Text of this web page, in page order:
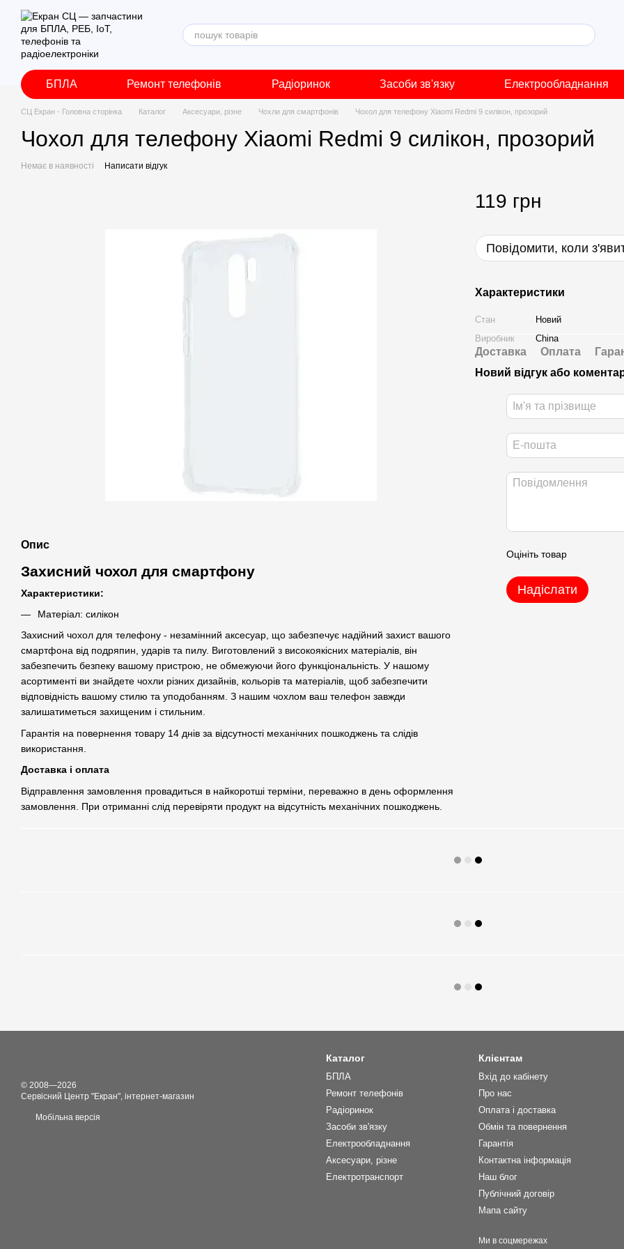
Перейти до основного контенту
БПЛА Ремонт телефонів Радіоринок Засоби зв'язку Електрообладнання
СЦ Екран - Головна сторінка Каталог Аксесуари, різне Чохли для смартфонів Чохол для телефону Xiaomi Redmi 9 силікон, прозорий
Чохол для телефону Xiaomi Redmi 9 силікон, прозорий
Немає в наявності Написати відгук
Опис
Захисний чохол для смартфону
Характеристики:
Матеріал: силікон
Захисний чохол для телефону - незамінний аксесуар, що забезпечує надійний захист вашого
смартфона від подряпин, ударів та пилу. Виготовлений з високоякісних матеріалів, він
забезпечить безпеку вашому пристрою, не обмежуючи його функціональність. У нашому
асортименті ви знайдете чохли різних дизайнів, кольорів та матеріалів, щоб забезпечити
відповідність вашому стилю та уподобанням. З нашим чохлом ваш телефон завжди
залишатиметься захищеним і стильним.
Гарантія на повернення товару 14 днів за відсутності механічних пошкоджень та слідів
використання.
Доставка і оплата
Відправлення замовлення провадиться в найкоротші терміни, переважно в день оформлення
замовлення. При отриманні слід перевіряти продукт на відсутність механічних пошкоджень.
119 грн
Повідомити, коли
Характеристики
Стан
Новий
Виробник
China
Доставка Оплата
Новий відгук або
Оцініть товар
Надіслати
© 2008—2026
Сервісний Центр "Екран", інтернет-магазин
Мобільна версія
Каталог
БПЛА
Ремонт телефонів
Радіоринок
Засоби зв'язку
Електрообладнання
Аксесуари, різне
Електротранспорт
Клієнтам
Вхід до кабінету
Про нас
Оплата і доставка
Обмін та повернення
Гарантія
Контактна інформація
Наш блог
Публічний договір
Мапа сайту
Ми в соцмережах